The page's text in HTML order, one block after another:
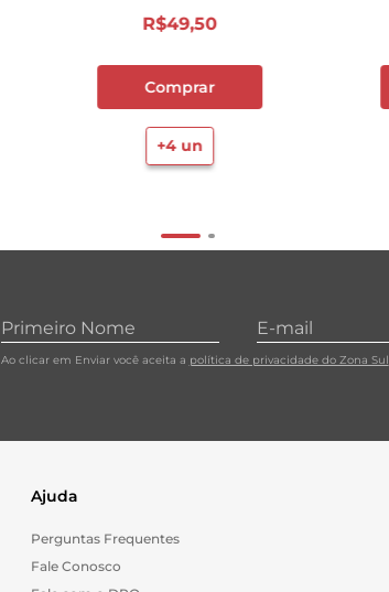
R$49,50
Comprar
+4un
Ao clicar em Enviar você aceita a política de privacidade do Zona Sul
Ajuda
Perguntas Frequentes
Fale Conosco